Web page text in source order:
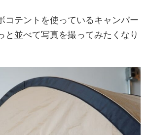
コテントを使っているキャンパー
と並べて写真を撮ってみたくなり